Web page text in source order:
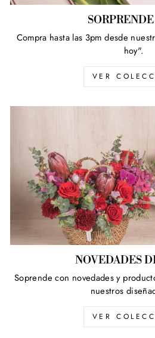
Compra hasta las 3pm desde
hoy".
VER
NOVEDADES
Soprende con novedades y
nuestros
VER